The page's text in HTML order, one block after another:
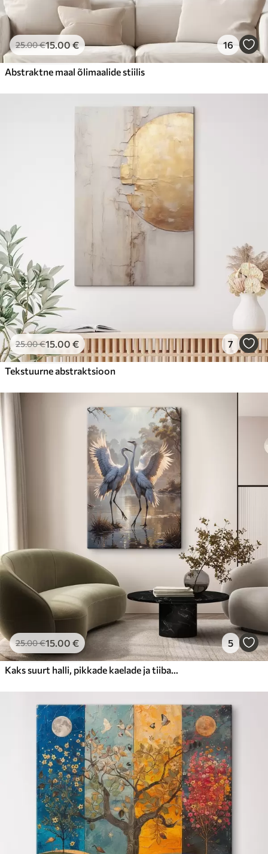
25.00€15.00€ 16
Abstraktne maal õlimaalide stiilis
25.00€15.00 € 7
Tekstuurne abstraktsioon
25.00€15.00 € 5
Kaks suurt halli, pikkade kaelade ja tiibadega kraanat, mis seisavad puudest ümbritsetud udujärves